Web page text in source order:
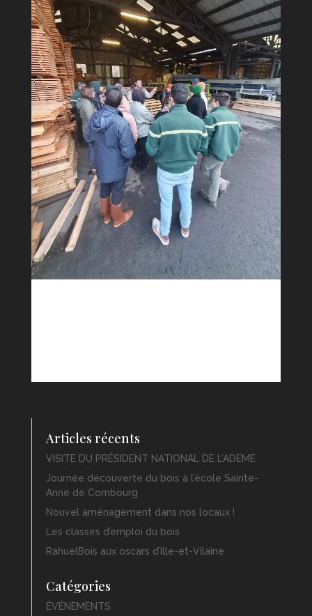
Articles récents
VISITE DU PRÉSIDENT NATIONAL DE L’ADEME
Journée découverte du bois à l’école Sainte-
Anne de Combourg
Nouvel aménagement dans nos locaux !
Les classes d’emploi du bois
RahuelBois aux oscars d’Ille-et-Vilaine
Catégories
ÉVÉNEMENTS